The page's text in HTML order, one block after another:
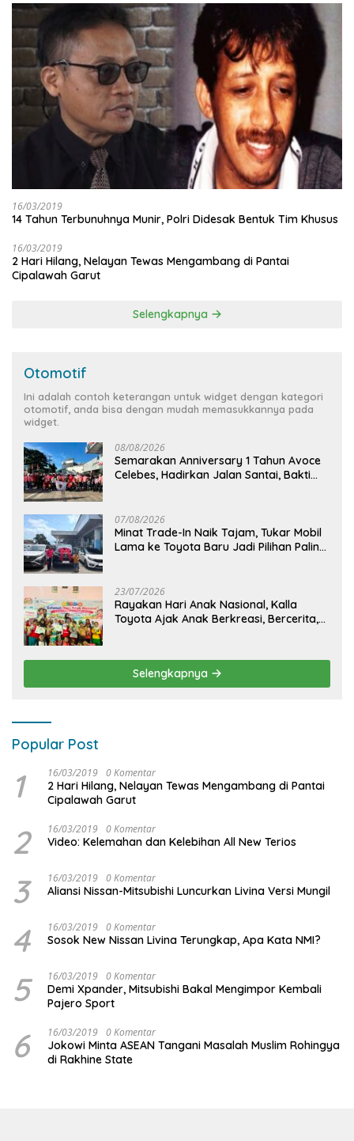
16/03/2019
14 Tahun Terbunuhnya Munir, Polri Didesak Bentuk Tim Khusus
16/03/2019
2 Hari Hilang, Nelayan Tewas Mengambang di Pantai
Cipalawah Garut
Selengkapnya
Otomotif
Ini adalah contoh keterangan untuk widget dengan kategori
otomotif, anda bisa dengan mudah memasukkannya pada
widget.
08/08/2026
Semarakan Anniversary 1 Tahun Avoce
Celebes, Hadirkan Jalan Santai, Bakti
07/08/2026
Minat Trade-In Naik Tajam, Tukar Mobil
Lama ke Toyota Baru Jadi Pilihan Paling
23/07/2026
Rayakan Hari Anak Nasional, Kalla
Toyota Ajak Anak Berkreasi, Bercerita,
Selengkapnya
Popular Post
1 16/03/2019 0 Komentar
2 Hari Hilang, Nelayan Tewas Mengambang di Pantai
Cipalawah Garut
2 16/03/2019 0 Komentar
Video: Kelemahan dan Kelebihan All New Terios
3 16/03/2019 0 Komentar
Aliansi Nissan-Mitsubishi Luncurkan Livina Versi Mungil
4 16/03/2019 0 Komentar
Sosok New Nissan Livina Terungkap, Apa Kata NMI?
5 16/03/2019 0 Komentar
Demi Xpander, Mitsubishi Bakal Mengimpor Kembali
Pajero Sport
6 16/03/2019 0 Komentar
Jokowi Minta ASEAN Tangani Masalah Muslim Rohingya
di Rakhine State